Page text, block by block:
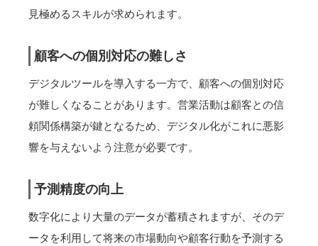
見極めるスキルが求められます。
顧客への個別対応の難しさ
デジタルツールを導入する一方で、顧客への個別対応
が難しくなることがあります。営業活動は顧客との信
頼関係構築が鍵となるため、デジタル化がこれに悪影
響を与えないよう注意が必要です。
予測精度の向上
数字化により大量のデータが蓄積されますが、そのデ
ータを利用して将来の市場動向や顧客行動を予測する